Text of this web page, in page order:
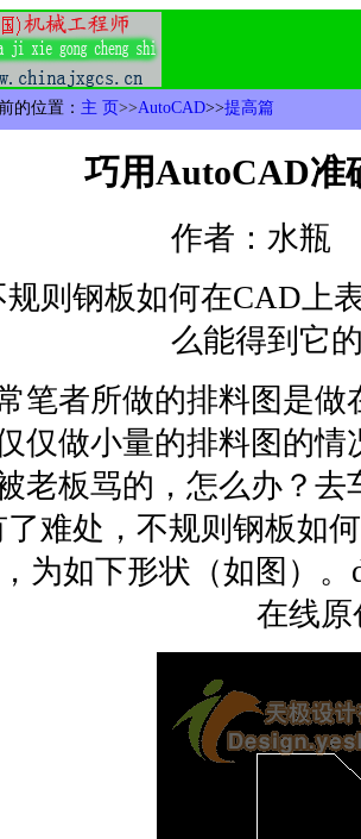
的位置： 主 页 >>AutoCAD>>提高篇
巧用AutoCAD准
作者：水瓶
规则钢板如何在CAD上
么能得到它
笔者所做的排料图是
仅做小量的排料图的
老板骂的，怎么办？
了难处，不规则钢板如
为如下形状（如图）。
在线原